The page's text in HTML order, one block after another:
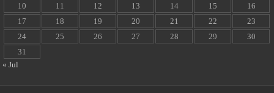
10
11 12 13 14 15
16
17
18 19 20 21 22
23
24
25 26 27 28 29
30
31
« Jul